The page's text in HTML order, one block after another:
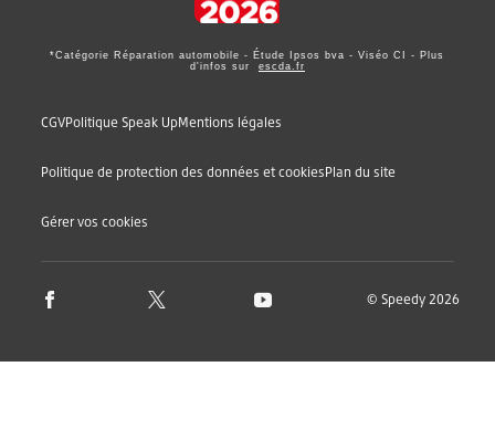
*Catégorie Réparation automobile - Étude Ipsos bva - Viséo CI - Plus
d'infos sur escda.fr
CGVPolitique Speak UpMentions légales
Politique de protection des données et cookiesPlan du site
Gérer vos cookies
© Speedy 2026